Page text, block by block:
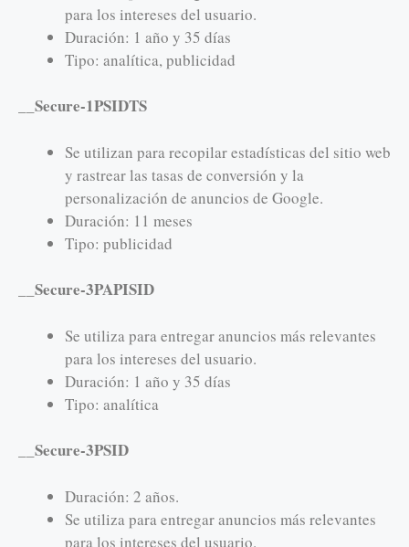
para los intereses del usuario.
Duración: 1 año y 35 días
Tipo: analítica, publicidad
__Secure-1PSIDTS
Se utilizan para recopilar estadísticas del sitio web
y rastrear las tasas de conversión y la
personalización de anuncios de Google.
Duración: 11 meses
Tipo: publicidad
__Secure-3PAPISID
Se utiliza para entregar anuncios más relevantes
para los intereses del usuario.
Duración: 1 año y 35 días
Tipo: analítica
__Secure-3PSID
Duración: 2 años.
Se utiliza para entregar anuncios más relevantes
para los intereses del usuario.